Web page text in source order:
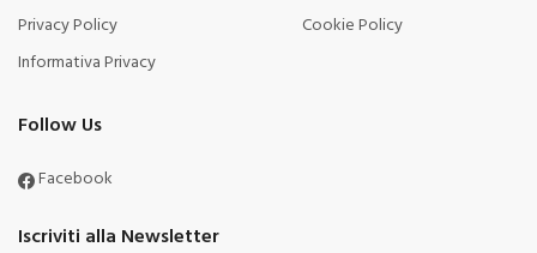
Privacy Policy
Cookie Policy
Informativa Privacy
Follow Us
Facebook
Iscriviti alla Newsletter